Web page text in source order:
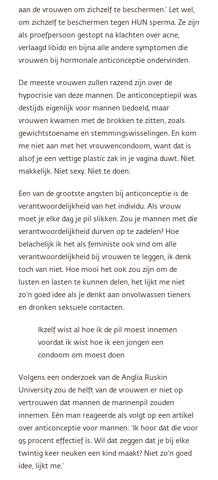
aan de vrouwen om zichzelf te beschermen.’ Let wel,
om zichzelf te beschermen tegen HUN sperma. Ze zijn
als proefpersoon gestopt na klachten over acne,
verlaagd libido en bijna alle andere symptomen die
vrouwen bij hormonale anticonceptie ondervinden.
De meeste vrouwen zullen razend zijn over de
hypocrisie van deze mannen. De anticonceptiepil was
destijds eigenlijk voor mannen bedoeld, maar
vrouwen kwamen met de brokken te zitten, zoals
gewichtstoename en stemmingswisselingen. En kom
me niet aan met het vrouwencondoom, want dat is
alsof je een vettige plastic zak in je vagina duwt. Niet
makkelijk. Niet sexy. Niet te doen.
Een van de grootste angsten bij anticonceptie is de
verantwoordelijkheid van het individu. Als vrouw
moet je elke dag je pil slikken. Zou je mannen met die
verantwoordelijkheid durven op te zadelen? Hoe
belachelijk ik het als feministe ook vind om alle
verantwoordelijkheid bij vrouwen te leggen, ik denk
toch van niet. Hoe mooi het ook zou zijn om de
lusten en lasten te kunnen delen, het lijkt me niet
zo’n goed idee als je denkt aan onvolwassen tieners
en dronken seksuele contacten.
Ikzelf wist al hoe ik de pil moest innemen
voordat ik wist hoe ik een jongen een
condoom om moest doen
Volgens een onderzoek van de Anglia Ruskin
University zou de helft van de vrouwen er niet op
vertrouwen dat mannen de mannenpil zouden
innemen. Eén man reageerde als volgt op een artikel
over anticonceptie voor mannen: ‘Ik hoor dat die voor
95 procent effectief is. Wil dat zeggen dat je bij elke
twintig keer neuken een kind maakt? Niet zo’n goed
idee, lijkt me.’